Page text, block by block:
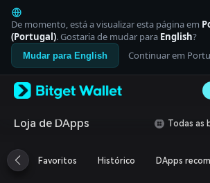
English
日本語
Tiếng Việt
Русский
Español (Latinoamérica)
Italiano
Deutsch
繁體中文
Português (Portugal)
De momento, está a visualizar esta página em
(Portugal). Gostaria de mudar para English?
Mudar para English Continuar em
Loja de DApps Todas as
Favoritos Histórico DApps